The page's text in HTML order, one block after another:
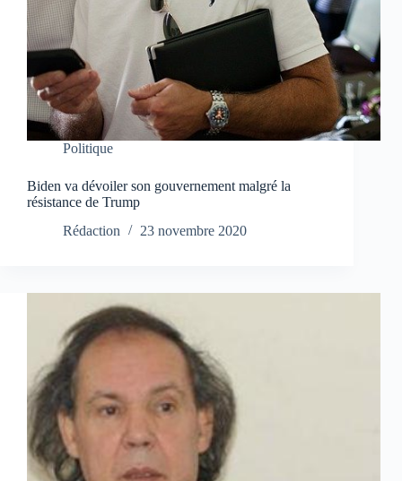
Politique
Biden va dévoiler son gouvernement malgré la
résistance de Trump
Rédaction
23 novembre 2020